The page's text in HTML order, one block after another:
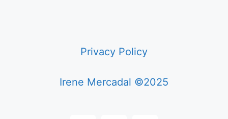
Privacy Policy
Irene Mercadal ©2025